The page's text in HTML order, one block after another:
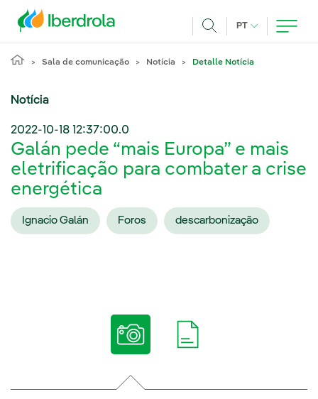
PT IDIOMA ATUAL,
Sala de comunicação Notícia Detalle Notícia
Notícia
2022-10-18 12:37:00.0
Galán pede “mais Europa” e mais
eletrificação para combater a crise
energética
Ignacio Galán Foros descarbonização